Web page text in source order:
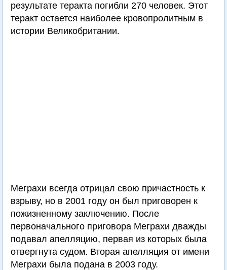
результате теракта погибли 270 человек. Этот
теракт остается наиболее кровопролитным в
истории Великобритании.
Меграхи всегда отрицал свою причастность к
взрыву, но в 2001 году он был приговорен к
пожизненному заключению. После
первоначального приговора Меграхи дважды
подавал апелляцию, первая из которых была
отвергнута судом. Вторая апелляция от имени
Меграхи была подана в 2003 году.